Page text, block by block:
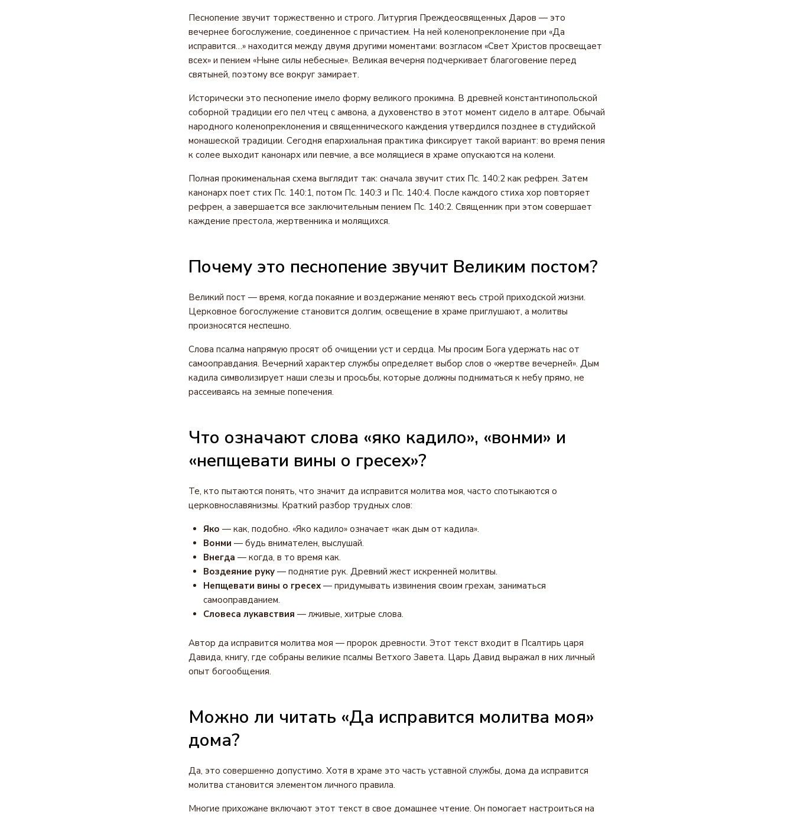
Песнопение звучит торжественно и строго. Литургия Преждеосвященных Даров — это
вечернее богослужение, соединенное с причастием. На ней коленопреклонение при «Да
исправится…» находится между двумя другими моментами: возгласом «Свет Христов просвещает
всех» и пением «Ныне силы небесные». Великая вечерня подчеркивает благоговение перед
святыней, поэтому все вокруг замирает.
Исторически это песнопение имело форму великого прокимна. В древней константинопольской
соборной традиции его пел чтец с амвона, а духовенство в этот момент сидело в алтаре. Обычай
народного коленопреклонения и священнического каждения утвердился позднее в студийской
монашеской традиции. Сегодня епархиальная практика фиксирует такой вариант: во время пения
к солее выходит канонарх или певчие, а все молящиеся в храме опускаются на колени.
Полная прокименальная схема выглядит так: сначала звучит стих Пс. 140:2 как рефрен. Затем
канонарх поет стих Пс. 140:1, потом Пс. 140:3 и Пс. 140:4. После каждого стиха хор повторяет
рефрен, а завершается все заключительным пением Пс. 140:2. Священник при этом совершает
каждение престола, жертвенника и молящихся.
Почему это песнопение звучит Великим постом?
Великий пост — время, когда покаяние и воздержание меняют весь строй приходской жизни.
Церковное богослужение становится долгим, освещение в храме приглушают, а молитвы
произносятся неспешно.
Слова псалма напрямую просят об очищении уст и сердца. Мы просим Бога удержать нас от
самооправдания. Вечерний характер службы определяет выбор слов о «жертве вечерней». Дым
кадила символизирует наши слезы и просьбы, которые должны подниматься к небу прямо, не
рассеиваясь на земные попечения.
Что означают слова «яко кадило», «вонми» и
«непщевати вины о гресех»?
Те, кто пытаются понять, что значит да исправится молитва моя, часто спотыкаются о
церковнославянизмы. Краткий разбор трудных слов:
Яко — как, подобно. «Яко кадило» означает «как дым от кадила».
Вонми — будь внимателен, выслушай.
Внегда — когда, в то время как.
Воздеяние руку— поднятие рук. Древний жест искренней молитвы.
Непщевати вины о гресех— придумывать извинения своим грехам, заниматься
самооправданием.
Словеса лукавствия — лживые, хитрые слова.
Автор да исправится молитва моя — пророк древности. Этот текст входит в Псалтирь царя
Давида, книгу, где собраны великие псалмы Ветхого Завета. Царь Давид выражал в них личный
опыт богообщения.
Можно ли читать «Да исправится молитва моя»
дома?
Да, это совершенно допустимо. Хотя в храме это часть уставной службы, дома да исправится
молитва становится элементом личного правила.
Многие прихожане включают этот текст в свое домашнее чтение. Он помогает настроиться на